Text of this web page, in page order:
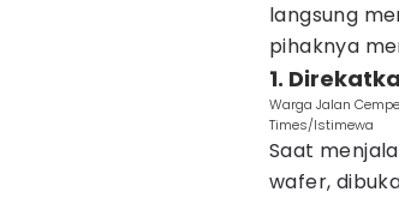
langsung
pihaknya
1.
Warga Jalan
Times/Istimewa
Saat
wafer,